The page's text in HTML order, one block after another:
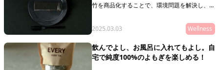
竹を商品化することで、環境問題を解決し、地
開発。
2025.03.03 Wellness
飲んでよし、お風呂に入れてもよし。自
宅で純度100%のよもぎを楽しめる！